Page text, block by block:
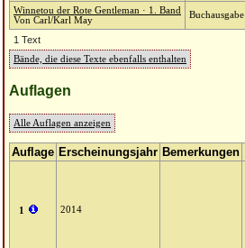
Winnetou der Rote Gentleman · 1. Band
Von Carl/Karl May
Buchausgabe
1 Text
Bände, die diese Texte ebenfalls enthalten
Auflagen
Alle Auflagen anzeigen
Auflage Erscheinungsjahr Bemerkungen
1 2014